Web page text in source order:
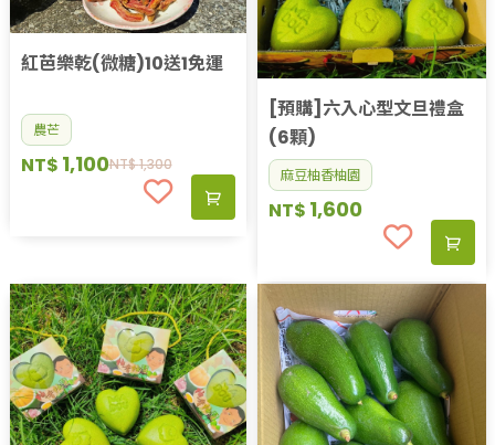
紅芭樂乾(微糖)10送1免運
農芒
NT$1,300
NT$ 1,100
[預購]六入心型文旦禮盒
(6顆)
麻豆柚香柚園
NT$ 1,600